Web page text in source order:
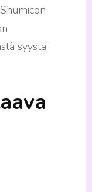
-
syystä